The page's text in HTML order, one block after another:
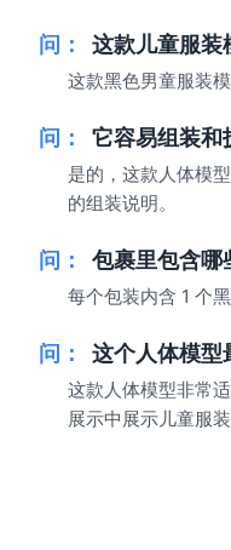
问： 这款儿童服装
这款黑色男童服装模
问： 它容易组装和
是的，这款人体模
的组装说明。
问： 包裹里包含哪
每个包装内含 1 个
问： 这个人体模型
这款人体模型非常
展示中展示儿童服装